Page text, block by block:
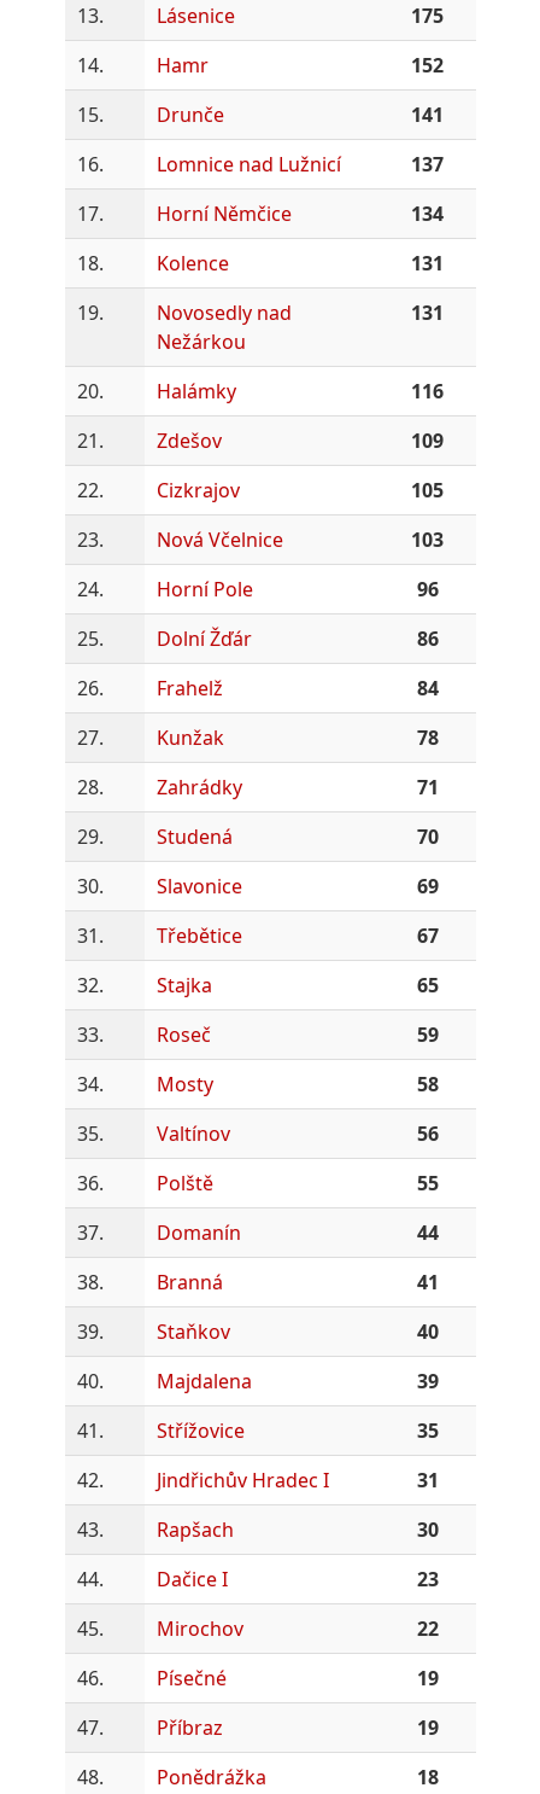
13.
Lásenice
175
14.
Hamr
152
15.
Drunče
141
16.
Lomnice nad Lužnicí
137
17.
Horní Němčice
134
18.
Kolence
131
19.
Novosedly nad
Nežárkou
131
20. Halámky
116
21.
Zdešov
109
22.
Cizkrajov
105
23.
Nová Včelnice
103
24.
Horní Pole
96
25.
Dolní Žďár
86
26.
Frahelž
84
27.
Kunžak
78
28.
Zahrádky
71
29.
Studená
70
30.
Slavonice
69
31.
Třebětice
67
32.
Stajka
65
33.
Roseč
59
34.
Mosty
58
35.
Valtínov
56
36.
Polště
55
37.
Domanín
44
38.
Branná
41
39.
Staňkov
40
40.
Majdalena
39
41.
Střížovice
35
42.
Jindřichův Hradec I
31
43.
Rapšach
30
44.
Dačice I
23
45.
Mirochov
22
46.
Písečné
19
47.
Příbraz
19
48.
Ponědrážka 18